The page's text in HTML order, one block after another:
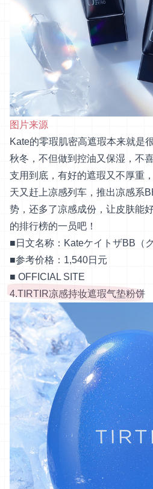
图片来源
Kate的零瑕肌密高遮瑕本来就是
秋冬，不但做到控油又保湿，不
支用到底，有好的遮瑕又不厚重
天又赶上凉感列车，推出凉感系
势，还多了凉感成份，让皮肤能
的排行榜的一员吧！
■日文名称：KateケイトザBB（
■参考价格：1,540日元
■ OFFICIAL SITE
4.TIRTIR凉感持妆遮瑕气垫粉饼